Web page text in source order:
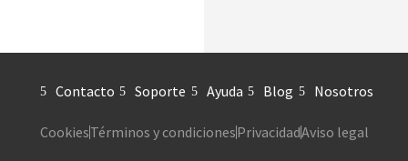
Contacto Soporte Ayuda Blog Nosotros
CookiesTérminos y condicionesPrivacidadAviso legal